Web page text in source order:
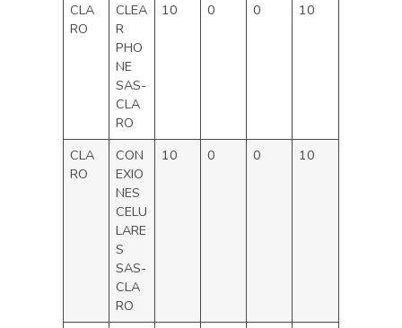
CLA
RO
CLEA
R
PHO
NE
SAS-
CLA
RO
10 0 0 10
CLA
RO
CON
EXIO
NES
CELU
LARE
S
SAS-
CLA
RO
10 0 0 10